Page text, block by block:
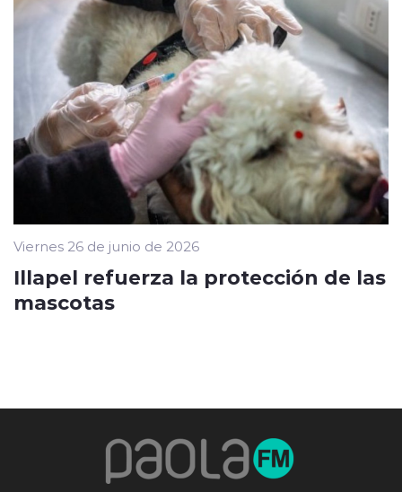
Viernes 26 de junio de 2026
Illapel refuerza la protección de las
mascotas